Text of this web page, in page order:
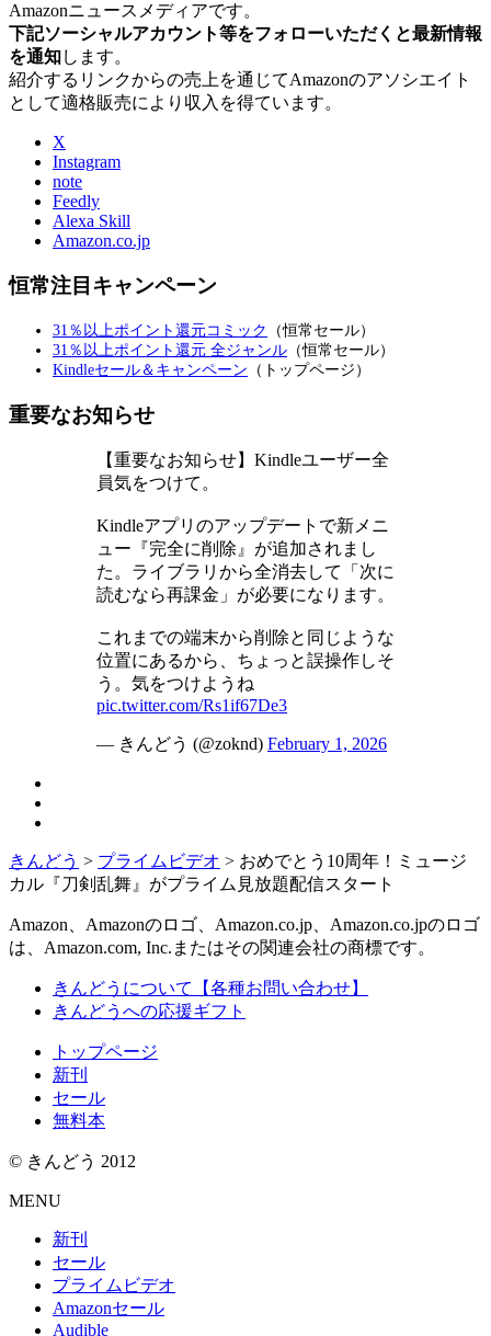
Amazonニュースメディアです。
下記ソーシャルアカウント等をフォローいただくと最新情報
を通知します。
紹介するリンクからの売上を通じてAmazonのアソシエイト
として適格販売により収入を得ています。
X
Instagram
note
Feedly
Alexa Skill
Amazon.co.jp
恒常注目キャンペーン
31％以上ポイント還元コミック
（恒常セール）
31％以上ポイント還元 全ジャンル （恒常セール）
Kindleセール＆キャンペーン （トップページ）
重要なお知らせ
【重要なお知らせ】Kindleユーザー全
員気をつけて。
Kindleアプリのアップデートで新メニ
ュー『完全に削除』が追加されまし
た。ライブラリから全消去して「次に
読むなら再課金」が必要になります。
これまでの端末から削除と同じような
位置にあるから、ちょっと誤操作しそ
う。気をつけようね
pic.twitter.com/Rs1if67De3
— きんどう (@zoknd) February 1, 2026
きんどう > プライムビデオ > おめでとう10周年！ミュージ
カル『刀剣乱舞』がプライム見放題配信スタート
Amazon、Amazonのロゴ、Amazon.co.jp、Amazon.co.jpのロゴ
は、Amazon.com, Inc.またはその関連会社の商標です。
きんどうについて【各種お問い合わせ】
きんどうへの応援ギフト
トップページ
新刊
セール
無料本
© きんどう 2012
MENU
新刊
セール
プライムビデオ
Amazonセール
Audible